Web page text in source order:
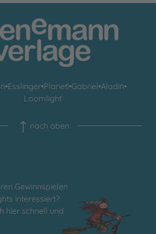
•Esslinger•Planet!•Gabriel•Aladin•
Loomlight
nach oben
Gewinnspielen
interessiert?
hier schnell und